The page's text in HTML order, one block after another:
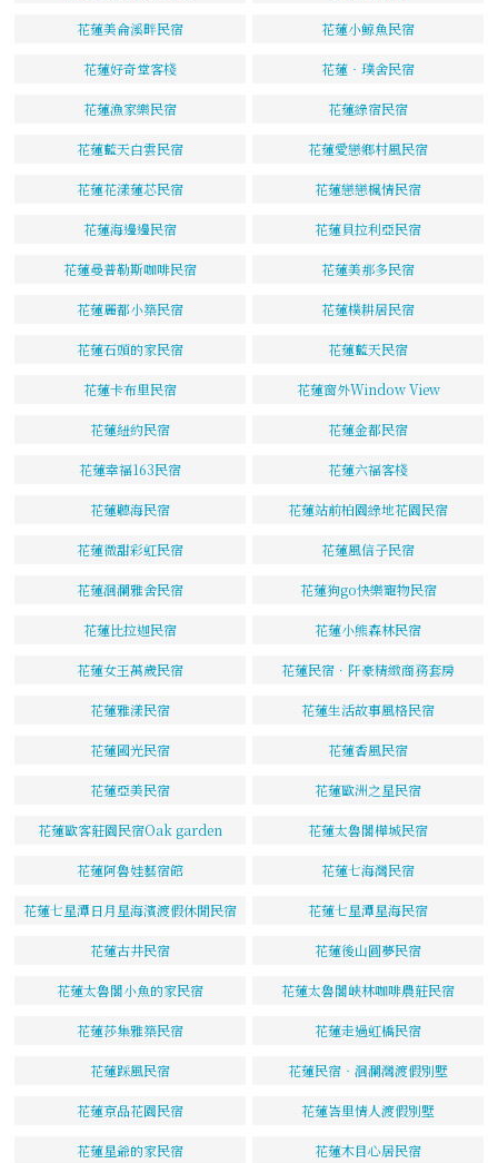
花蓮美侖溪畔民宿 花蓮小鯨魚民宿
花蓮好奇堂客棧 花蓮‧璞舍民宿
花蓮漁家樂民宿 花蓮綠宿民宿
花蓮藍天白雲民宿 花蓮愛戀鄉村風民宿
花蓮花漾蓮芯民宿 花蓮戀戀楓情民宿
花蓮海邊邊民宿 花蓮貝拉利亞民宿
花蓮曼普勒斯咖啡民宿 花蓮美那多民宿
花蓮麗都小築民宿 花蓮樸耕居民宿
花蓮石頭的家民宿 花蓮藍天民宿
花蓮卡布里民宿 花蓮窗外Window View
花蓮紐約民宿 花蓮金都民宿
花蓮幸福163民宿 花蓮六福客棧
花蓮聽海民宿 花蓮站前柏園綠地花園民宿
花蓮微甜彩虹民宿 花蓮風信子民宿
花蓮洄瀾雅舍民宿 花蓮狗go快樂寵物民宿
花蓮比拉迦民宿 花蓮小熊森林民宿
花蓮女王萬歲民宿 花蓮民宿．阡豪精緻商務套房
花蓮雅漾民宿 花蓮生活故事風格民宿
花蓮國光民宿 花蓮香風民宿
花蓮亞美民宿 花蓮歐洲之星民宿
花蓮歐客莊園民宿Oak garden 花蓮太魯閣樺城民宿
花蓮阿魯娃藝宿館 花蓮七海灣民宿
花蓮七星潭日月星海濱渡假休閒民宿 花蓮七星潭星海民宿
花蓮古井民宿 花蓮後山圓夢民宿
花蓮太魯閣小魚的家民宿 花蓮太魯閣峽林咖啡農莊民宿
花蓮莎集雅築民宿 花蓮走過虹橋民宿
花蓮踩風民宿 花蓮民宿‧洄瀾灣渡假別墅
花蓮京品花園民宿 花蓮峇里情人渡假別墅
花蓮星爺的家民宿 花蓮木目心居民宿